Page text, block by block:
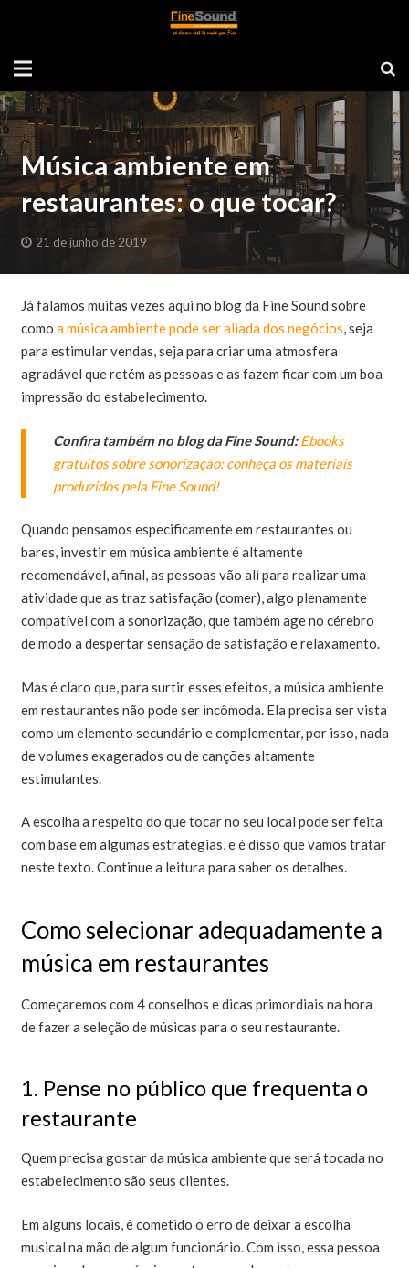
Música ambiente em
restaurantes: o que tocar?
21 de junho de 2019
Já falamos muitas vezes aqui no blog da Fine Sound sobre
como a música ambiente pode ser aliada dos negócios, seja
para estimular vendas, seja para criar uma atmosfera
agradável que retém as pessoas e as fazem ficar com um boa
impressão do estabelecimento.
Confira também no blog da Fine Sound:Ebooks
gratuitos sobre sonorização: conheça os materiais
produzidos pela Fine Sound!
Quando pensamos especificamente em restaurantes ou
bares, investir em música ambiente é altamente
recomendável, afinal, as pessoas vão ali para realizar uma
atividade que as traz satisfação (comer), algo plenamente
compatível com a sonorização, que também age no cérebro
de modo a despertar sensação de satisfação e relaxamento.
Mas é claro que, para surtir esses efeitos, a música ambiente
em restaurantes não pode ser incômoda. Ela precisa ser vista
como um elemento secundário e complementar, por isso, nada
de volumes exagerados ou de canções altamente
estimulantes.
A escolha a respeito do que tocar no seu local pode ser feita
com base em algumas estratégias, e é disso que vamos tratar
neste texto. Continue a leitura para saber os detalhes.
Como selecionar adequadamente a
música em restaurantes
Começaremos com 4 conselhos e dicas primordiais na hora
de fazer a seleção de músicas para o seu restaurante.
1. Pense no público que frequenta o
restaurante
Quem precisa gostar da música ambiente que será tocada no
estabelecimento são seus clientes.
Em alguns locais, é cometido o erro de deixar a escolha
musical na mão de algum funcionário. Com isso, essa pessoa